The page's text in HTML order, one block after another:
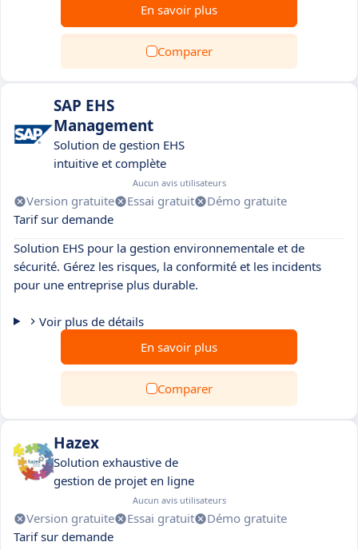
En savoir plus
Comparer
SAP EHS
Management
Solution de gestion EHS
intuitive et complète
Aucun avis utilisateurs
Version gratuite Essai gratuit
Démo gratuite
Tarif sur demande
Solution EHS pour la gestion environnementale et de
sécurité. Gérez les risques, la conformité et les incidents
pour une entreprise plus durable.
Voir plus de détails
En savoir plus
Comparer
Hazex
Solution exhaustive de
gestion de projet en ligne
Aucun avis utilisateurs
Version gratuite Essai gratuit
Démo gratuite
Tarif sur demande